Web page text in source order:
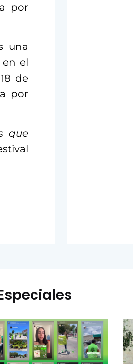
por
una
en el
de
por
que